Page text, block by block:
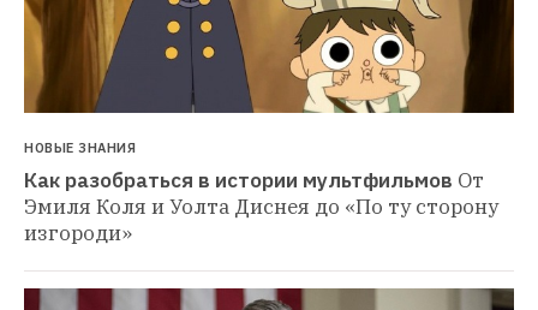
НОВЫЕ ЗНАНИЯ
Как разобраться в истории мультфильмов От
Эмиля Коля и Уолта Диснея до «По ту сторону
изгороди»